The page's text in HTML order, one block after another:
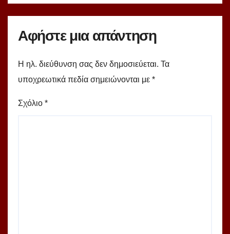
Αφήστε μια απάντηση
Η ηλ. διεύθυνση σας δεν δημοσιεύεται. Τα
υποχρεωτικά πεδία σημειώνονται με *
Σχόλιο *